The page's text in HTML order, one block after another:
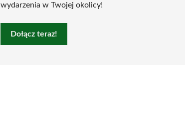
wydarzenia w Twojej okolicy!
Dołącz teraz!